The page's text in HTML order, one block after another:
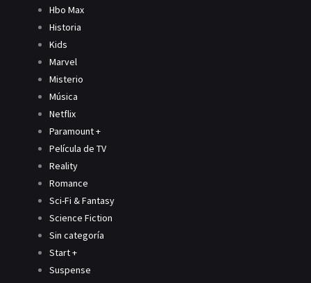
Hbo Max
Historia
Kids
Marvel
Misterio
Música
Netflix
Paramount +
Película de TV
Reality
Romance
Sci-Fi & Fantasy
Science Fiction
Sin categoría
Start +
Suspense